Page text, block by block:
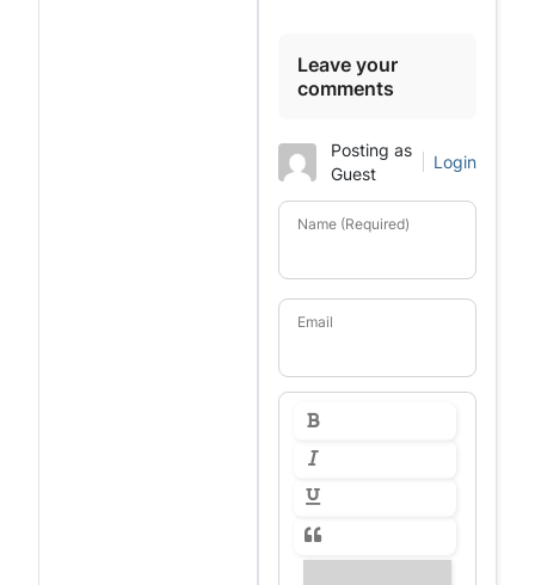
Leave your
comments
Posting as
Guest
Login
Name (Required)
Email